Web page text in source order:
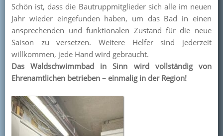
Mitglied werden
Schön ist, dass die Bautruppmitglieder sich alle im neuen
Jahr wieder eingefunden haben, um das Bad in einen
ansprechenden und funktionalen Zustand für die neue
Saison zu versetzen. Weitere Helfer sind jederzeit
willkommen, jede Hand wird gebraucht.
Das Waldschwimmbad in Sinn wird vollständig von
Ehrenamtlichen betrieben – einmalig in der Region!